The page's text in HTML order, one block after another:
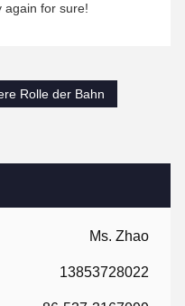
Ms. Zhao
13853728022
again for sure!
Rolle der Bahn